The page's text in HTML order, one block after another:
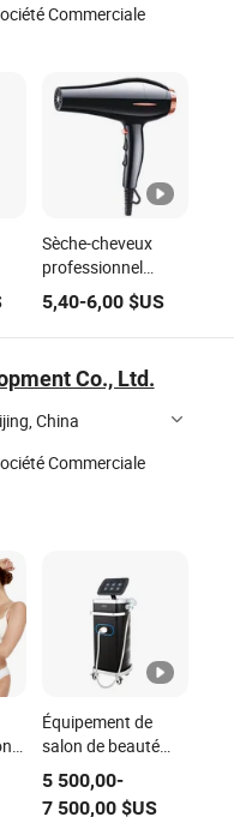
Commerciale
et
Sèche-cheveux
professionnel
puissant
équipement de
salon soins
domicile hôtel
5,40-6,00$US
Co., Ltd.
China
Commerciale
Équipement de
salon de beauté
pour l'épilation au
laser Alexandrite
5 500,00-
7 500,00$US